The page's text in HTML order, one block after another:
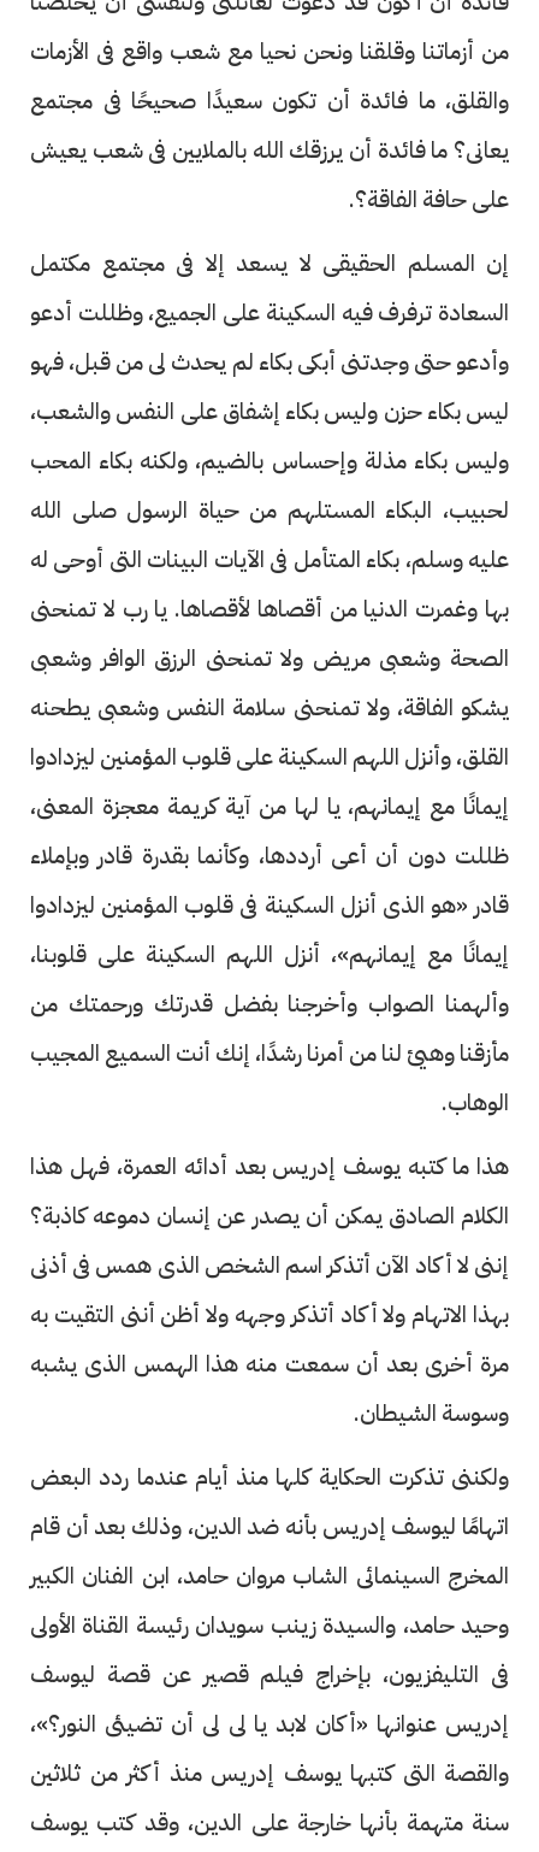
من أزماتنا وقلقنا ونحن نحيا مع شعب واقع فى الأزمات
والقلق، ما فائدة أن تكون سعيدًا صحيحًا فى مجتمع
يعانى؟ ما فائدة أن يرزقك الله بالملايين فى شعب يعيش
على حافة الفاقة؟.
إن المسلم الحقيقى لا يسعد إلا فى مجتمع مكتمل
السعادة ترفرف فيه السكينة على الجميع، وظللت أدعو
وأدعو حتى وجدتنى أبكى بكاء لم يحدث لى من قبل، فهو
ليس بكاء حزن وليس بكاء إشفاق على النفس والشعب،
وليس بكاء مذلة وإحساس بالضيم، ولكنه بكاء المحب
لحبيب، البكاء المستلهم من حياة الرسول صلى الله
عليه وسلم، بكاء المتأمل فى الآيات البينات التى أوحى له
بها وغمرت الدنيا من أقصاها لأقصاها. يا رب لا تمنحنى
الصحة وشعبى مريض ولا تمنحنى الرزق الوافر وشعبى
يشكو الفاقة، ولا تمنحنى سلامة النفس وشعبى يطحنه
القلق، وأنزل اللهم السكينة على قلوب المؤمنين ليزدادوا
إيمانًا مع إيمانهم، يا لها من آية كريمة معجزة المعنى،
ظللت دون أن أعى أرددها، وكأنما بقدرة قادر وبإملاء
قادر «هو الذى أنزل السكينة فى قلوب المؤمنين ليزدادوا
إيمانًا مع إيمانهم»، أنزل اللهم السكينة على قلوبنا،
وألهمنا الصواب وأخرجنا بفضل قدرتك ورحمتك من
مأزقنا وهيئ لنا من أمرنا رشدًا، إنك أنت السميع المجيب
الوهاب.
هذا ما كتبه يوسف إدريس بعد أدائه العمرة، فهل هذا
الكلام الصادق يمكن أن يصدر عن إنسان دموعه كاذبة؟
إننى لا أكاد الآن أتذكر اسم الشخص الذى همس فى أذنى
بهذا الاتهام ولا أكاد أتذكر وجهه ولا أظن أننى التقيت به
مرة أخرى بعد أن سمعت منه هذا الهمس الذى يشبه
وسوسة الشيطان.
ولكننى تذكرت الحكاية كلها منذ أيام عندما ردد البعض
اتهامًا ليوسف إدريس بأنه ضد الدين، وذلك بعد أن قام
المخرج السينمائى الشاب مروان حامد، ابن الفنان الكبير
وحيد حامد، والسيدة زينب سويدان رئيسة القناة الأولى
فى التليفزيون، بإخراج فيلم قصير عن قصة ليوسف
إدريس عنوانها «أكان لابد يا لى لى أن تضيئى النور؟»،
والقصة التى كتبها يوسف إدريس منذ أكثر من ثلاثين
سنة متهمة بأنها خارجة على الدين، وقد كتب يوسف